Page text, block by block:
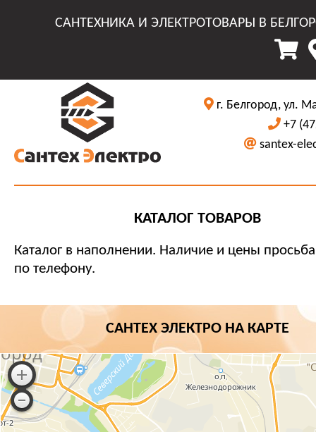
САНТЕХНИКА И ЭЛЕКТРОТОВАРЫ В
г. Белгород, ул.
+7
santex-
КАТАЛОГ ТОВАРОВ
Каталог в наполнении. Наличие и цены просьба
по телефону.
САНТЕХ ЭЛЕКТРО НА КАРТЕ